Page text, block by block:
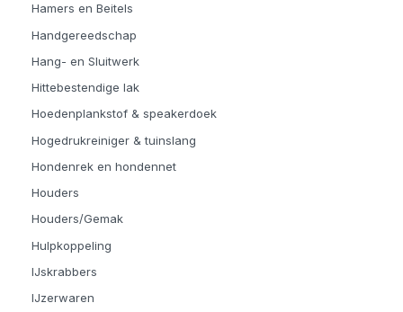
Hamers en Beitels
Handgereedschap
Hang- en Sluitwerk
Hittebestendige lak
Hoedenplankstof & speakerdoek
Hogedrukreiniger & tuinslang
Hondenrek en hondennet
Houders
Houders/Gemak
Hulpkoppeling
IJskrabbers
IJzerwaren